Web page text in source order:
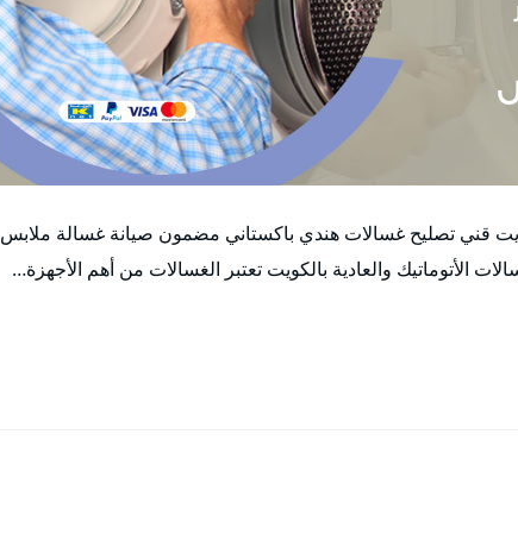
قني تصليح غسالات هندي باكستاني مضمون صيانة غسالة ملابس
والعادية بالكويت تعتبر الغسالات من أهم الأجهزة…